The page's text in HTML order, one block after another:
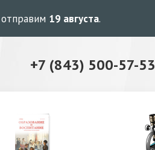
19 августа.
+7 (843) 500-57-53